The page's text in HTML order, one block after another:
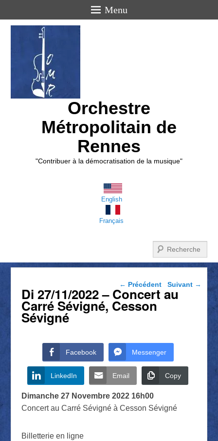
Menu
Orchestre
Métropolitain de
Rennes
"Contribuer à la démocratisation de la musique"
English
Français
Navigation dans les
articles
← Précédent Suivant →
Di 27/11/2022 – Concert au
Carré Sévigné, Cesson
Sévigné
Facebook Messenger
LinkedIn Email Copy
Dimanche 27 Novembre 2022 16h00
Concert au Carré Sévigné à Cesson Sévigné
Billetterie en ligne